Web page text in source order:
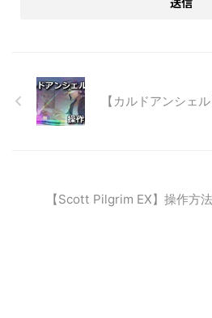
【カルドアンシェ
【Scott Pilgrim EX】操作方